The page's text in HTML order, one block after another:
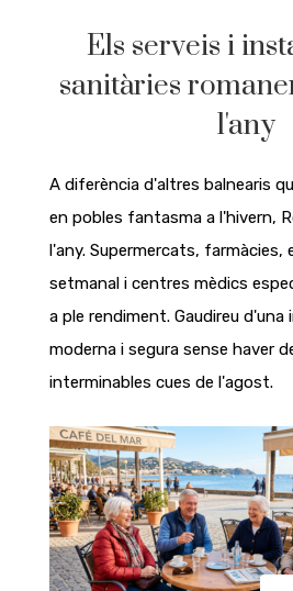
Els serveis i
sanitàries
l'any
A diferència d'altres balnearis
en pobles fantasma a l'hivern,
l'any. Supermercats, farmàcies,
setmanal i centres mèdics
a ple rendiment. Gaudireu
moderna i segura sense haver
interminables cues de l'agost.